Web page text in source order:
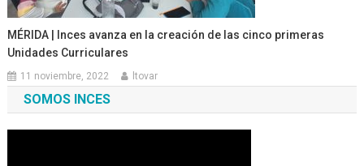
MÉRIDA | Inces avanza en la creación de las cinco primeras
Unidades Curriculares
11 noviembre, 2022 ltovar
SOMOS INCES